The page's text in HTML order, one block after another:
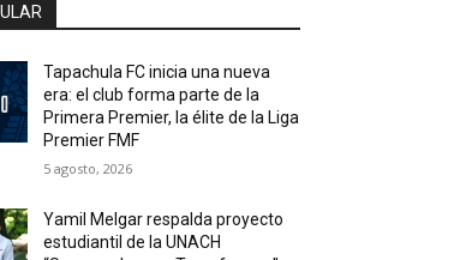
Tapachula FC inicia una nueva
era: el club forma parte de la
Primera Premier, la élite de la Liga
Premier FMF
5 agosto, 2026
Yamil Melgar respalda proyecto
estudiantil de la UNACH